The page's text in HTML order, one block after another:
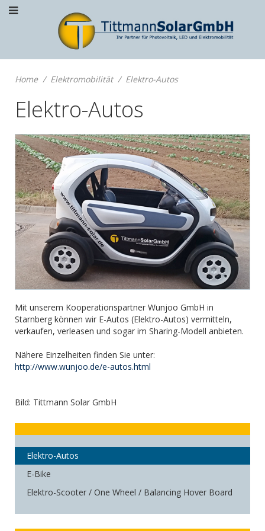
Home Elektromobilität Elektro-Autos
Elektro-Autos
Mit unserem Kooperationspartner Wunjoo GmbH in
Starnberg können wir E-Autos (Elektro-Autos) vermitteln,
verkaufen, verleasen und sogar im Sharing-Modell anbieten.
Nähere Einzelheiten finden Sie unter:
http://www.wunjoo.de/e-autos.html
Bild: Tittmann Solar GmbH
Elektro-Autos
E-Bike
Elektro-Scooter / One Wheel / Balancing Hover Board